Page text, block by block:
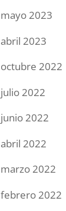
mayo 2023
abril 2023
octubre 2022
julio 2022
junio 2022
abril 2022
marzo 2022
febrero 2022